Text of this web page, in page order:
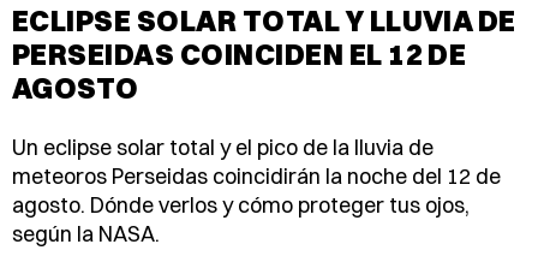
ECLIPSE SOLAR TOTAL Y LLUVIA DE
PERSEIDAS COINCIDEN EL 12 DE
AGOSTO
Un eclipse solar total y el pico de la lluvia de
meteoros Perseidas coincidirán la noche del 12 de
agosto. Dónde verlos y cómo proteger tus ojos,
según la NASA.